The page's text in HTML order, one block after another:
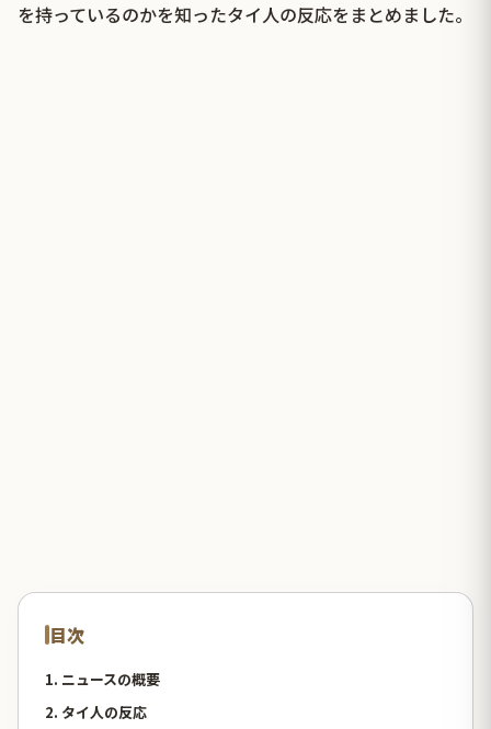
を持っているのかを知ったタイ人の反応をまとめました。
目次
1. ニュースの概要
2. タイ人の反応